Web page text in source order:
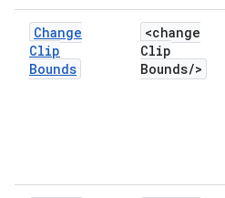
Change
Clip
Bounds
<change
Clip
Bounds/>